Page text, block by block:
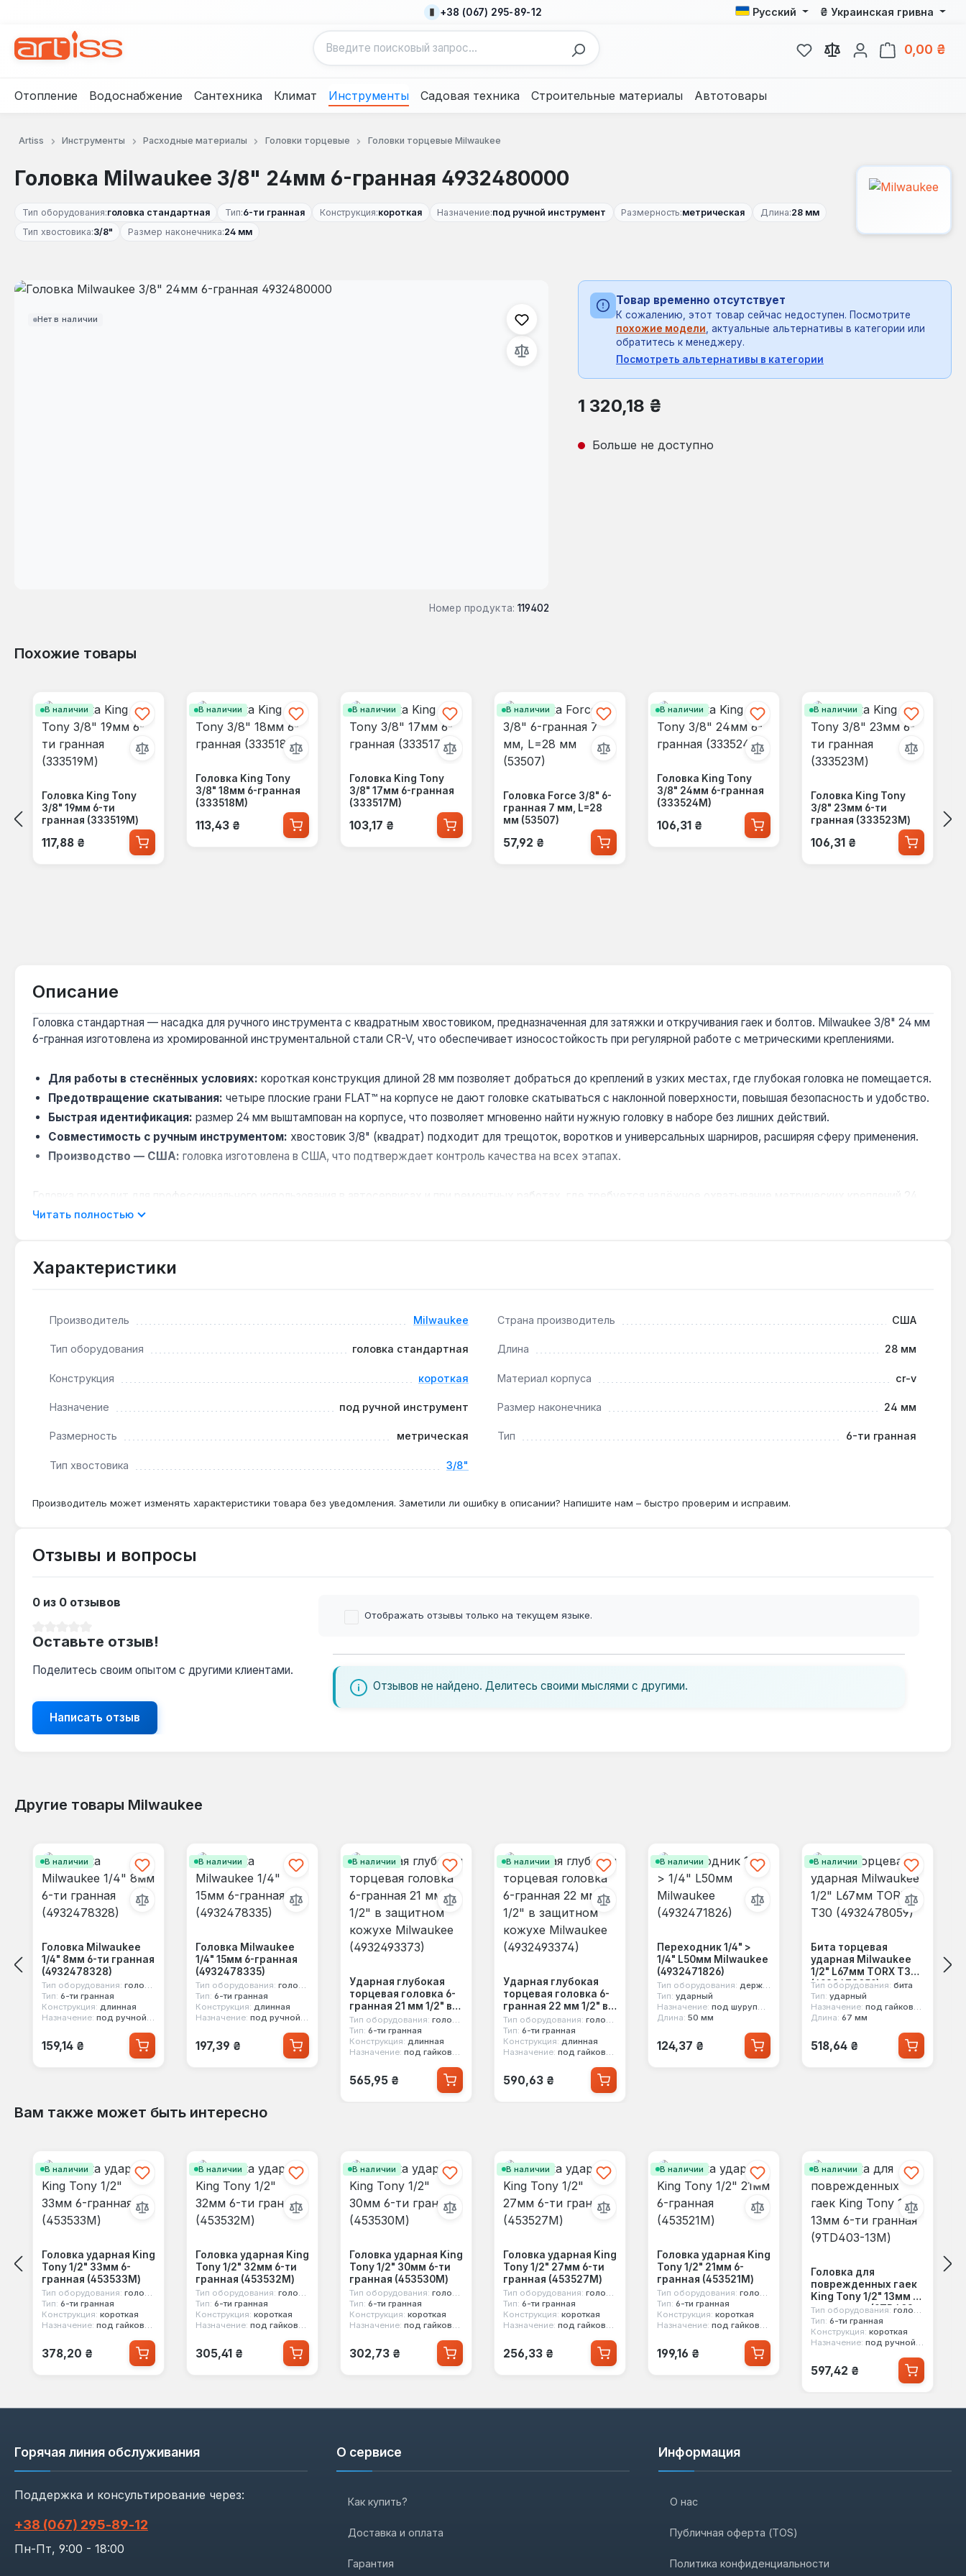
+38 (067) 295-89-12 Русский ₴ Украинская гривна
У вас есть товары из
0,00 ₴
Отопление Водоснабжение Сантехника Климат Инструменты Садовая техника Строительные материалы Автотовары
Artiss Инструменты Расходные материалы Головки торцевые Головки торцевые Milwaukee
Головка Milwaukee 3/8" 24мм 6-гранная 4932480000
Тип оборудования:головка стандартная Тип:6-ти гранная Конструкция:короткая Назначение:под ручной инструмент Размерность:метрическая Длина:28 мм
Тип хвостовика:3/8" Размер наконечника:24 мм
Нет в наличии
Пропустить галерею изображений
Номер продукта: 119402
Товар временно отсутствует
К сожалению, этот товар сейчас недоступен. Посмотрите
похожие модели , актуальные альтернативы в категории или
обратитесь к менеджеру.
Посмотреть альтернативы в категории
Обычная цена:
1 320,18 ₴
Больше не доступно
Похожие товары
В наличии
Головка King Tony
3/8" 19мм 6-ти
гранная (333519M)
Обычная цена:
117,88 ₴
В наличии
Головка King Tony
3/8" 18мм 6-гранная
(333518M)
Обычная цена:
113,43 ₴
В наличии
Головка King Tony
3/8" 17мм 6-гранная
(333517M)
Обычная цена:
103,17 ₴
В наличии
Головка Force 3/8" 6-
гранная 7 мм, L=28
мм (53507)
Обычная цена:
57,92 ₴
В наличии
Головка King Tony
3/8" 24мм 6-гранная
(333524M)
Обычная цена:
106,31 ₴
В наличии
Головка King Tony
3/8" 23мм 6-ти
гранная (333523M)
Обычная цена:
106,31 ₴
Описание
Головка стандартная — насадка для ручного инструмента с квадратным хвостовиком, предназначенная для затяжки и откручивания гаек и болтов. Milwaukee 3/8" 24 мм
6-гранная изготовлена из хромированной инструментальной стали CR-V, что обеспечивает износостойкость при регулярной работе с метрическими креплениями.
Для работы в стеснённых условиях: короткая конструкция длиной 28 мм позволяет добраться до креплений в узких местах, где глубокая головка не помещается.
Предотвращение скатывания: четыре плоские грани FLAT™ на корпусе не дают головке скатываться с наклонной поверхности, повышая безопасность и удобство.
Быстрая идентификация: размер 24 мм выштампован на корпусе, что позволяет мгновенно найти нужную головку в наборе без лишних действий.
Совместимость с ручным инструментом: хвостовик 3/8" (квадрат) подходит для трещоток, воротков и универсальных шарниров, расширяя сферу применения.
Производство — США: головка изготовлена в США, что подтверждает контроль качества на всех этапах.
Головка подходит для профессионального использования в автосервисах и при ремонтных работах, где требуется надёжное охватывание метрических креплений 24
мм. Гарантия 1 год, доставка по Украине.
Да — хвостовик 3/8" и сталь CR-V выдерживают крутящий момент до 100 Н·м, что покрывает большинство задач по затяжке колёсных гаек.
Чем отличается от глубокой головки 24 мм?
Короткая конструкция 28 мм обеспечивает доступ в ограниченное пространство, где глубокая головка не помещается из-за большей длины.
Читать полностью
Характеристики
Производитель Milwaukee Страна производитель США
Тип оборудования головка стандартная Длина 28 мм
Конструкция короткая Материал корпуса cr-v
Назначение под ручной инструмент Размер наконечника 24 мм
Размерность метрическая Тип 6-ти гранная
Тип хвостовика 3/8"
Производитель может изменять характеристики товара без уведомления. Заметили ли ошибку в описании? Напишите нам – быстро проверим и исправим.
Отзывы и вопросы
0 из 0 отзывов
Оставьте отзыв!
Поделитесь своим опытом с другими клиентами.
Написать отзыв
Отображать отзывы только на текущем языке.
Отзывов не найдено. Делитесь своими мыслями с другими.
Другие товары Milwaukee
В наличии
Головка Milwaukee
1/4" 8мм 6-ти гранная
(4932478328)
Тип оборудования: головка стандартная
Тип: 6-ти гранная
Конструкция: длинная
Назначение: под ручной инструмент
Обычная цена:
159,14 ₴
В наличии
Головка Milwaukee
1/4" 15мм 6-гранная
(4932478335)
Тип оборудования: головка стандартная
Тип: 6-ти гранная
Конструкция: длинная
Назначение: под ручной инструмент
Обычная цена:
197,39 ₴
В наличии
Ударная глубокая
торцевая головка 6-
гранная 21 мм 1/2" в
защитном кожухе
Milwaukee
(4932493373)
Тип оборудования: головка ударная
Тип: 6-ти гранная
Конструкция: длинная
Назначение: под гайковерт, под легкосплавные диски
Обычная цена:
565,95 ₴
В наличии
Ударная глубокая
торцевая головка 6-
гранная 22 мм 1/2" в
защитном кожухе
Milwaukee
(4932493374)
Тип оборудования: головка ударная
Тип: 6-ти гранная
Конструкция: длинная
Назначение: под гайковерт, под легкосплавные диски
Обычная цена:
590,63 ₴
В наличии
Переходник 1/4" >
1/4" L50мм Milwaukee
(4932471826)
Тип оборудования: держатель насадок
Тип: ударный
Назначение: под шуруповерт
Длина: 50 мм
Обычная цена:
124,37 ₴
В наличии
Бита торцевая
ударная Milwaukee
1/2" L67мм TORX T30
(4932478059)
Тип оборудования: бита
Тип: ударный
Назначение: под гайковерт
Длина: 67 мм
Обычная цена:
518,64 ₴
Вам также может быть интересно
В наличии
Головка ударная King
Tony 1/2" 33мм 6-
гранная (453533M)
Тип оборудования: головка ударная
Тип: 6-ти гранная
Конструкция: короткая
Назначение: под гайковерт
Обычная цена:
378,20 ₴
В наличии
Головка ударная King
Tony 1/2" 32мм 6-ти
гранная (453532M)
Тип оборудования: головка ударная
Тип: 6-ти гранная
Конструкция: короткая
Назначение: под гайковерт
Обычная цена:
305,41 ₴
В наличии
Головка ударная King
Tony 1/2" 30мм 6-ти
гранная (453530M)
Тип оборудования: головка ударная
Тип: 6-ти гранная
Конструкция: короткая
Назначение: под гайковерт
Обычная цена:
302,73 ₴
В наличии
Головка ударная King
Tony 1/2" 27мм 6-ти
гранная (453527M)
Тип оборудования: головка ударная
Тип: 6-ти гранная
Конструкция: короткая
Назначение: под гайковерт
Обычная цена:
256,33 ₴
В наличии
Головка ударная King
Tony 1/2" 21мм 6-
гранная (453521M)
Тип оборудования: головка ударная
Тип: 6-ти гранная
Конструкция: короткая
Назначение: под гайковерт
Обычная цена:
199,16 ₴
В наличии
Головка для
поврежденных гаек
King Tony 1/2" 13мм 6-
ти гранная (9TD403-
13M)
Тип оборудования: головка для поврежденных гаек
Тип: 6-ти гранная
Конструкция: короткая
Назначение: под ручной инструмент
Обычная цена:
597,42 ₴
Горячая линия обслуживания
Поддержка и консультирование через:
+38 (067) 295‑89‑12
Пн-Пт, 9:00 - 18:00
О сервисе
Как купить?
Доставка и оплата
Гарантия
Информация
О нас
Публичная оферта (TOS)
Политика конфиденциальности